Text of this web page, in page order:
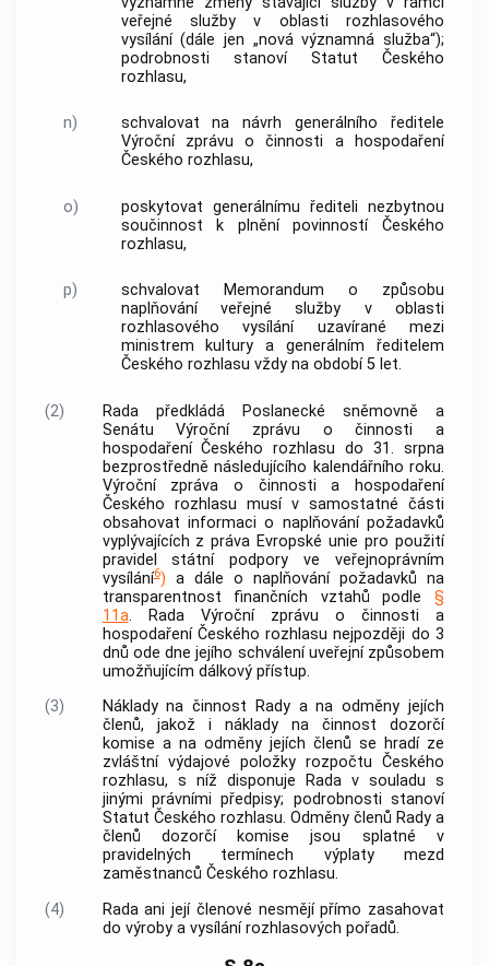
veřejné služby v oblasti rozhlasového
vysílání (dále jen „nová významná služba“);
podrobnosti stanoví Statut Českého
rozhlasu,
n)
schvalovat na návrh generálního ředitele
Výroční zprávu o činnosti a hospodaření
Českého rozhlasu,
o)
poskytovat generálnímu řediteli nezbytnou
součinnost k plnění povinností Českého
rozhlasu,
p)
schvalovat Memorandum o způsobu
naplňování veřejné služby v oblasti
rozhlasového vysílání uzavírané mezi
ministrem kultury a generálním ředitelem
Českého rozhlasu vždy na období 5 let.
(2)
Rada předkládá Poslanecké sněmovně a
Senátu Výroční zprávu o činnosti a
hospodaření Českého rozhlasu do 31. srpna
bezprostředně následujícího kalendářního roku.
Výroční zpráva o činnosti a hospodaření
Českého rozhlasu musí v samostatné části
obsahovat informaci o naplňování požadavků
vyplývajících z práva Evropské unie pro použití
pravidel státní podpory ve veřejnoprávním
vysílání6) a dále o naplňování požadavků na
transparentnost finančních vztahů podle §
11a. Rada Výroční zprávu o činnosti a
hospodaření Českého rozhlasu nejpozději do 3
dnů ode dne jejího schválení uveřejní způsobem
umožňujícím dálkový přístup.
(3)
Náklady na činnost Rady a na odměny jejích
členů, jakož i náklady na činnost dozorčí
komise a na odměny jejích členů se hradí ze
zvláštní výdajové položky rozpočtu Českého
rozhlasu, s níž disponuje Rada v souladu s
jinými právními předpisy; podrobnosti stanoví
Statut Českého rozhlasu. Odměny členů Rady a
členů dozorčí komise jsou splatné v
pravidelných termínech výplaty mezd
zaměstnanců Českého rozhlasu.
(4)
Rada ani její členové nesmějí přímo zasahovat
do výroby a vysílání rozhlasových pořadů.